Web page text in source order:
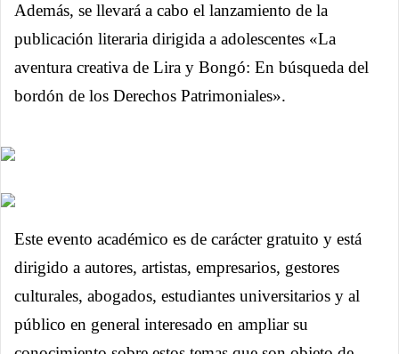
Además, se llevará a cabo el lanzamiento de la
publicación literaria dirigida a adolescentes «La
aventura creativa de Lira y Bongó: En búsqueda del
bordón de los Derechos Patrimoniales».
Este evento académico es de carácter gratuito y está
dirigido a autores, artistas, empresarios, gestores
culturales, abogados, estudiantes universitarios y al
público en general interesado en ampliar su